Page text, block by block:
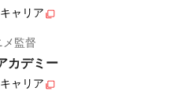
キャリア
メ監督
カデミー
キャリア